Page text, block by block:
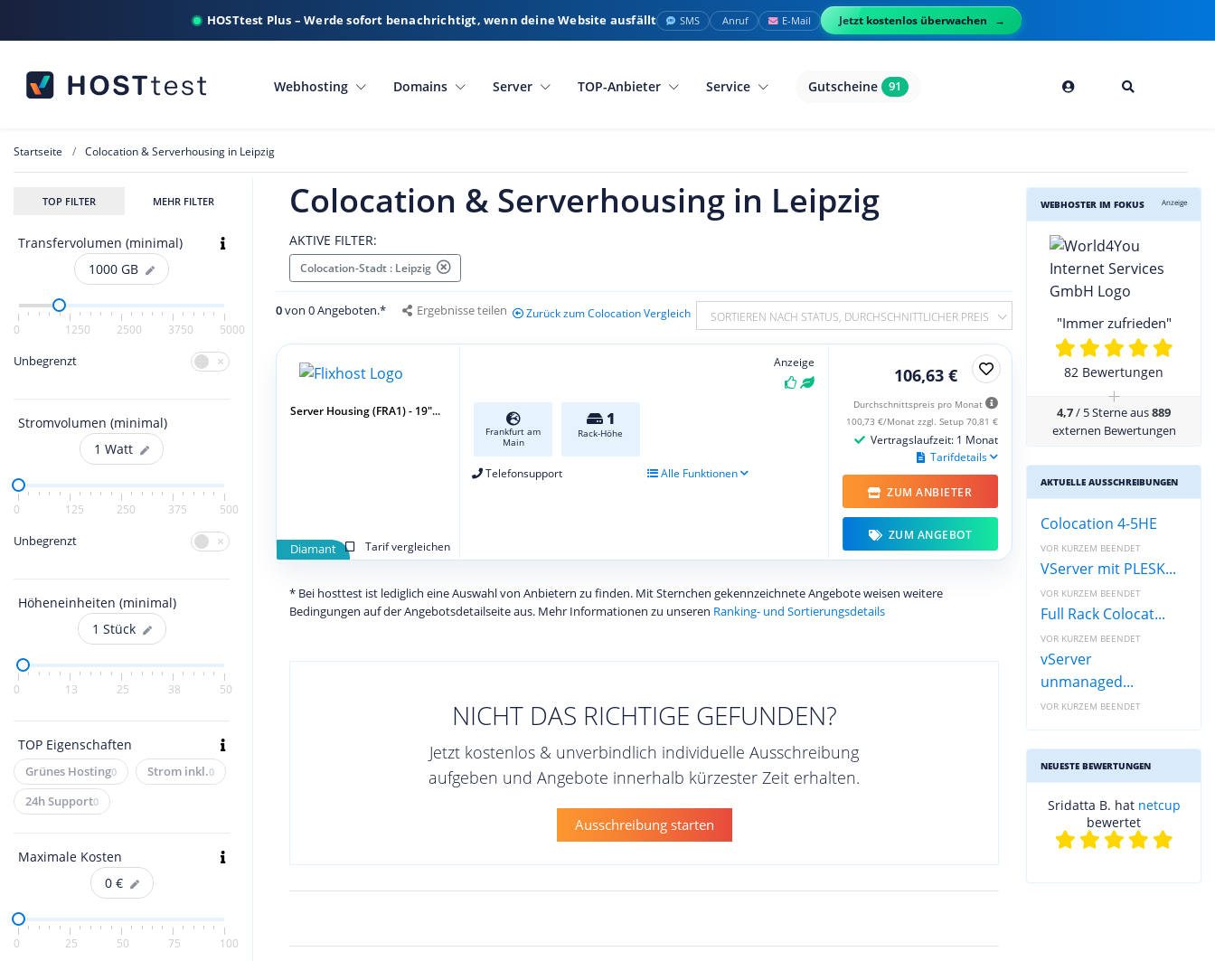
HOSTtest Plus – Werde sofort benachrichtigt, wenn deine Website ausfällt SMS Anruf E-Mail Jetzt kostenlos überwachen
Webhosting Domains Server TOP-Anbieter Service Gutscheine 91
Startseite Colocation & Serverhousing in Leipzig
TOP FILTER MEHR FILTER
Transfervolumen (minimal)
1000 GB
0 1250 2500 3750 5000
Unbegrenzt
Stromvolumen (minimal)
1 Watt
0 125 250 375 500
Unbegrenzt
Höheneinheiten (minimal)
1 Stück
0 13 25 38 50
TOP Eigenschaften
Grünes Hosting0 Strom inkl.0
24h Support0
Maximale Kosten
0 €
0 25 50 75 100
Colocation & Serverhousing in Leipzig
AKTIVE FILTER:
Colocation-Stadt : Leipzig
0von 0 Angeboten.* Ergebnisse teilen Zurück zum Colocation Vergleich SORTIEREN NACH STATUS, DURCHSCHNITTLICHER PREIS
Anzeige
Frankfurt am
Main
1
Rack-Höhe
Telefonsupport Alle Funktionen
Diamant Tarif vergleichen
Server Housing (FRA1) - 19″...
106,63 €
Durchschnittspreis pro Monat
100,73 €/Monat zzgl. Setup 70,81 €
Vertragslaufzeit: 1 Monat
Tarifdetails
ZUM ANBIETER
ZUM ANGEBOT
* Bei hosttest ist lediglich eine Auswahl von Anbietern zu finden. Mit Sternchen gekennzeichnete Angebote weisen weitere
Bedingungen auf der Angebotsdetailseite aus. Mehr Informationen zu unseren Ranking- und Sortierungsdetails
NICHT DAS RICHTIGE GEFUNDEN?
Jetzt kostenlos & unverbindlich individuelle Ausschreibung
aufgeben und Angebote innerhalb kürzester Zeit erhalten.
Ausschreibung starten
WEBHOSTER IM FOKUS Anzeige
"Immer zufrieden"
82 Bewertungen
+
4,7/ 5 Sterne aus889
externen Bewertungen
AKTUELLE AUSSCHREIBUNGEN
Colocation 4-5HE
VOR KURZEM BEENDET
VServer mit PLESK...
VOR KURZEM BEENDET
Full Rack Colocat...
VOR KURZEM BEENDET
vServer
unmanaged...
VOR KURZEM BEENDET
NEUESTE BEWERTUNGEN
Sridatta B. hat netcup
bewertet